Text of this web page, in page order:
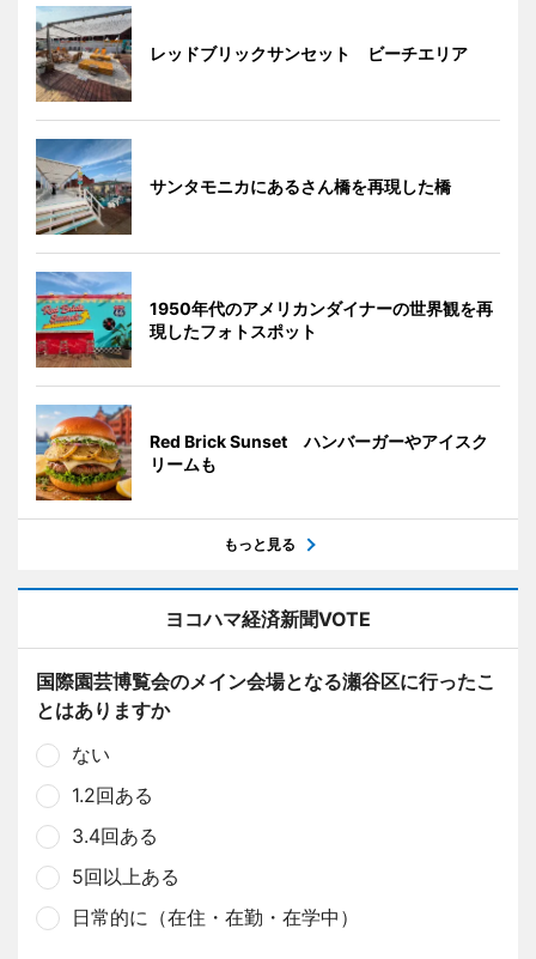
レッドブリックサンセット ビーチエリア
サンタモニカにあるさん橋を再現した橋
1950年代のアメリカンダイナーの世界観を再
現したフォトスポット
Red Brick Sunset ハンバーガーやアイスク
リームも
もっと見る
ヨコハマ経済新聞VOTE
国際園芸博覧会のメイン会場となる瀬谷区に行ったこ
とはありますか
ない
1.2回ある
3.4回ある
5回以上ある
日常的に（在住・在勤・在学中）